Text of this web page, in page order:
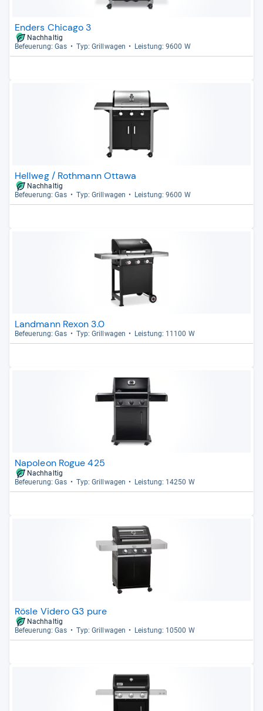
Enders Chicago 3
Nachhaltig
Befeue­rung: Gas
Typ: Grill­wa­gen Leis­tung: 9600 W
Hellweg / Rothmann Ottawa
Nachhaltig
Befeue­rung: Gas
Typ: Grill­wa­gen Leis­tung: 9600 W
Landmann Rexon 3.0
Befeue­rung: Gas Typ: Grill­wa­gen Leis­tung: 11100 W
Napoleon Rogue 425
Nachhaltig
Befeue­rung: Gas
Typ: Grill­wa­gen Leis­tung: 14250 W
Rösle Videro G3 pure
Nachhaltig
Befeue­rung: Gas
Typ: Grill­wa­gen Leis­tung: 10500 W